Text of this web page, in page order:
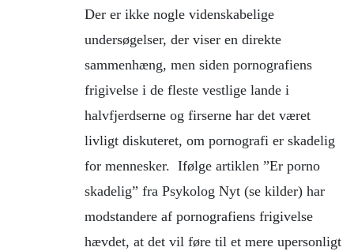
Der er ikke nogle videnskabelige
undersøgelser, der viser en direkte
sammenhæng, men siden pornografiens
frigivelse i de fleste vestlige lande i
halvfjerdserne og firserne har det været
livligt diskuteret, om pornografi er skadelig
for mennesker. Ifølge artiklen ”Er porno
skadelig” fra Psykolog Nyt (se kilder) har
modstandere af pornografiens frigivelse
hævdet, at det vil føre til et mere upersonligt